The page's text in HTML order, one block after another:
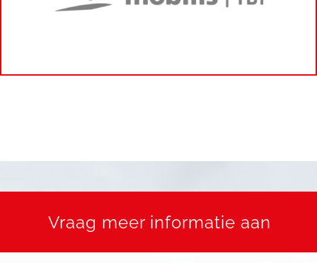
Vraag meer informatie aan